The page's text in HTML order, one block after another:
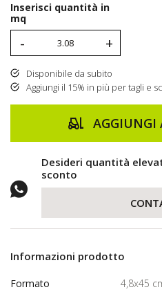
Inserisci quantità in
mq
- +
Disponibile da subito
Aggiungi il 15% in più per tagli e
AGGIUNGI
Desideri quantità
sconto
Informazioni prodotto
Formato
4,8x45